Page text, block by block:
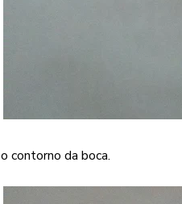
contorno da boca.